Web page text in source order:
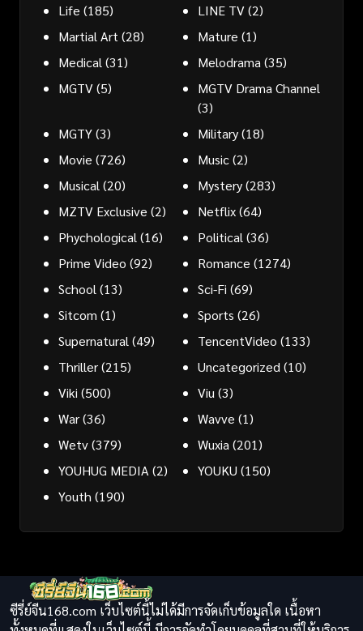
Life (185) LINE TV(2)
Martial Art (28) Mature (1)
Medical (31) Melodrama (35)
MGTV(5)
MGTV Drama Channel
(3)
MGTY(3) Military(18)
Movie (726) Music(2)
Musical (20) Mystery(283)
MZTV Exclusive (2) Netflix(64)
Phychological (16) Political (36)
Prime Video (92) Romance (1274)
School (13) Sci-Fi (69)
Sitcom (1) Sports (26)
Supernatural (49) TencentVideo (133)
Thriller(215) Uncategorized (10)
Viki (500) Viu (3)
War(36) Wavve (1)
Wetv(379) Wuxia (201)
YOUHUG MEDIA (2) YOUKU (150)
Youth (190)
ซีรี่ย์จีน168.com เว็บไซต์นี้ไม่ได้มีการจัดเก็บข้อมูลใด เนื้อหา